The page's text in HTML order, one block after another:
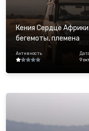
Кения Сердце
бегемоты, племена
Активность
9